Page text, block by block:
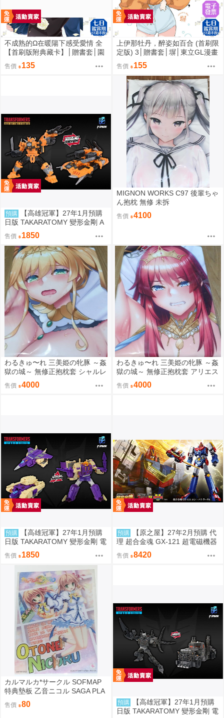
不成熟的Ω在暖陽下感受愛情 全
【首刷版附典藏卡】│贈書套│園
瀬 もち│東立BL漫畫│BJ4動漫
售價 135
上伊那牡丹，醉姿如百合 (首刷限
定版) 3│贈書套│塀│東立GL漫畫
│BJ4動漫
售價 155
預購
【高雄冠軍】27年1月預購
日版 TAKARATOMY 變形金剛 A
OTP-45 宇宙大帝使者 免訂金09
02
售價 1850
MIGNON WORKS C97 後輩ちゃ
ん抱枕 無修 未拆
售價 4100
わるきゅ〜れ 三美姫の牝豚 ～姦
獄の城～ 無修正抱枕套 シャルレ
ーヌ
售價 4000
わるきゅ〜れ 三美姫の牝豚 ～姦
獄の城～ 無修正抱枕套 アリエス
售價 4000
預購
【高雄冠軍】27年1月預購
日版 TAKARATOMY 變形金剛 電
影版 TS-40 閃電 免訂金0902
售價 1850
預購
【原之屋】27年2月預購 代
理 超合金魂 GX-121 超電磁機器
人 孔巴德拉V 孔巴德拉V6 0810
售價 8420
カルマルカ*サークル SOFMAP
特典墊板 乙音ニコル SAGA PLA
NETS ほんたにかなえ
售價 80 預購
【高雄冠軍】27年1月預購
日版 TAKARATOMY 變形金剛 電